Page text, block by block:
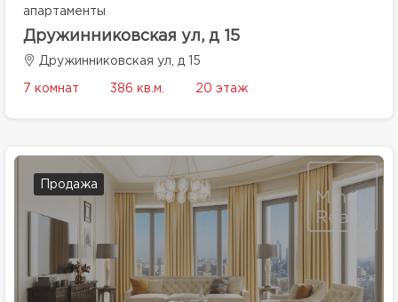
апартаменты
Дружинниковская ул, д 15
Дружинниковская ул, д 15
7 комнат 386 кв.м. 20 этаж
Продажа